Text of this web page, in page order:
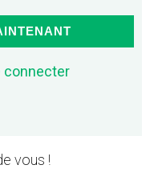
connecter
vous !